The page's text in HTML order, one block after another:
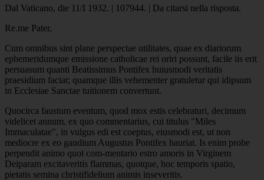
Dal Vaticano, die 11/I 1932. | 107944. | Da citarsi nella risposta.
Re.me Pater,
Cum omnibus sint plane perspectae utilitates, quae ex diariorum
ephemeridumque emissione catholicae rei oriri possunt, facile iis erit
persuasum quanti Beatissimus Pontifex huiusmodi veritatis
praesidium faciat; quamque illis vehementer gratuletur qui idipsum
in Ecclesiae Sanctae tuitionem convertunt.
Quocirca faustum eventum, quod mox estis celebraturi, decimum
videlicet annum, ex quo commentarius, cui titulus "Miles
Immaculatae", in vulgus edi est coeptus, eiusmodi est, ut non
mediocre ex eo gaudium Augustus Pontifex hauriat. Is enim probe
perpendit animo quot com-mentario estro amoris in Virginem
Deiparam excitaveritis flammas, quotque, hoc temporis spatio,
pietatis semina christifidelium animis inseveritis.